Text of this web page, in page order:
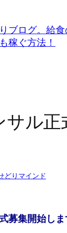
ブログ。給食
稼ぐ方法！
サル正
どりマインド
募集開始しま